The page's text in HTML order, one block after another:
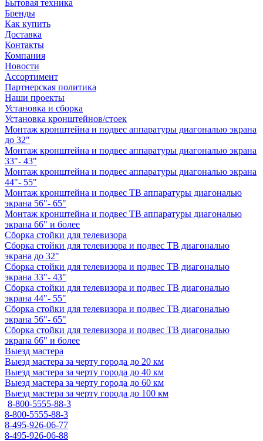
Бытовая техника
Бренды
Как купить
Доставка
Контакты
Компания
Новости
Ассортимент
Партнерская политика
Наши проекты
Установка и сборка
Установка кронштейнов/стоек
Монтаж кронштейна и подвес аппаратуры диагональю экрана
до 32"
Монтаж кронштейна и подвес аппаратуры диагональю экрана
33"- 43"
Монтаж кронштейна и подвес аппаратуры диагональю экрана
44"- 55"
Монтаж кронштейна и подвес ТВ аппаратуры диагональю
экрана 56"- 65"
Монтаж кронштейна и подвес ТВ аппаратуры диагональю
экрана 66" и более
Сборка стойки для телевизора
Сборка стойки для телевизора и подвес ТВ диагональю
экрана до 32"
Сборка стойки для телевизора и подвес ТВ диагональю
экрана 33"- 43"
Сборка стойки для телевизора и подвес ТВ диагональю
экрана 44"- 55"
Сборка стойки для телевизора и подвес ТВ диагональю
экрана 56"- 65"
Сборка стойки для телевизора и подвес ТВ диагональю
экрана 66" и более
Выезд мастера
Выезд мастера за черту города до 20 км
Выезд мастера за черту города до 40 км
Выезд мастера за черту города до 60 км
Выезд мастера за черту города до 100 км
8-800-5555-88-3
8-800-5555-88-3
8-495-926-06-77
8-495-926-06-88